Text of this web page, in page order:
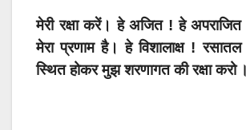
मेरी रक्षा करें। हे अजित ! हे
मेरा प्रणाम है। हे विशालाक्ष !
स्थित होकर मुझ शरणागत की रक्षा